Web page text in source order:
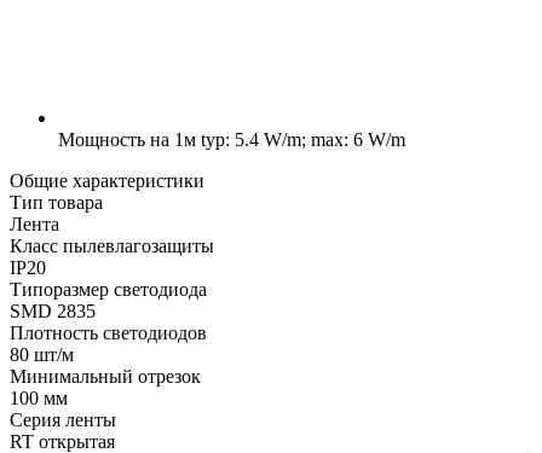
Мощность на 1м typ: 5.4 W/m; max: 6 W/m
Общие характеристики
Тип товара
Лента
Класс пылевлагозащиты
IP20
Типоразмер светодиода
SMD 2835
Плотность светодиодов
80 шт/м
Минимальный отрезок
100 мм
Серия ленты
RT открытая